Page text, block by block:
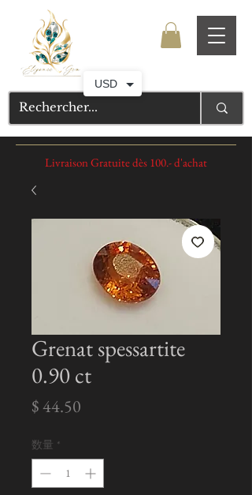
Livraison Gratuite dès 100.- d'achat
Grenat spessartite
0.90 ct
$ 44.50
数量 *
USD